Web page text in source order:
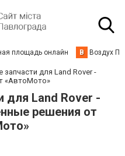
площадь онлайн В Воздух
для Land Rover -
«АвтоМото»
для Land Rover -
решения от